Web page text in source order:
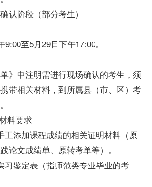
认阶段（部分考生）
9:00至5月29日下午17:00。
单》中注明需进行现场确认的考生，须
带相关材料，到所属县（市、区）考
。
料要求
工添加课程成绩的相关证明材料（原
论文成绩单、原转考单等）。
习鉴定表（指师范类专业毕业的考